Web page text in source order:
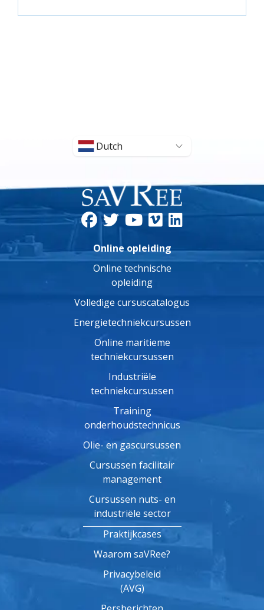
Dutch
Online opleiding
Online technische
opleiding
Volledige cursuscatalogus
Energietechniekcursussen
Online maritieme
techniekcursussen
Industriële
techniekcursussen
Training
onderhoudstechnicus
Olie- en gascursussen
Cursussen facilitair
management
Cursussen nuts- en
industriële sector
Praktijkcases
Waarom saVRee?
Privacybeleid
(AVG)